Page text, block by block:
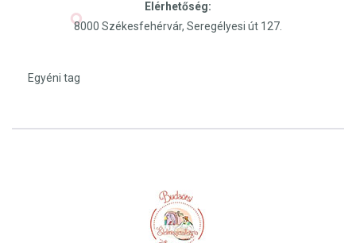
Elérhetőség:
8000 Székesfehérvár, Seregélyesi út 127.
Egyéni tag